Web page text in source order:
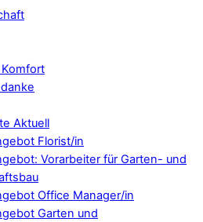
Aktuell
Florist/in
Vorarbeiter für Garten- und
Office Manager/in
Garten und